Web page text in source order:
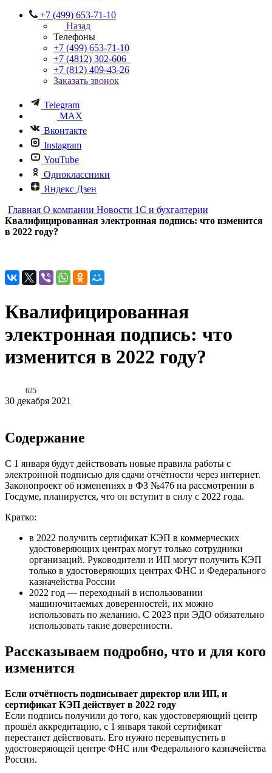
+7 (499) 653-71-10
Назад
Телефоны
+7 (499) 653-71-10
+7 (4812) 302-606
+7 (812) 409-43-26
Заказать звонок
Telegram
MAX
Вконтакте
Instagram
YouTube
Одноклассники
Яндекс Дзен
Главная О компании Новости 1С и бухгалтерии
Квалифицированная электронная подпись: что изменится
в 2022 году?
Квалифицированная
электронная подпись: что
изменится в 2022 году?
625
30 декабря 2021
Содержание
С 1 января будут действовать новые правила работы с
электронной подписью для сдачи отчётности через интернет.
Законопроект об изменениях в ФЗ №476 на рассмотрении в
Госдуме, планируется, что он вступит в силу с 2022 года.
Кратко:
в 2022 получить сертификат КЭП в коммерческих
удостоверяющих центрах могут только сотрудники
организаций. Руководители и ИП могут получить КЭП
только в удостоверяющих центрах ФНС и Федерального
казначейства России
2022 год — переходный в использовании
машиночитаемых доверенностей, их можно
использовать по желанию. С 2023 при ЭДО обязательно
использовать такие доверенности.
Рассказываем подробно, что и для кого
изменится
Если отчётность подписывает директор или ИП, и
сертификат КЭП действует в 2022 году
Если подпись получили до того, как удостоверяющий центр
прошёл аккредитацию, с 1 января такой сертификат
перестанет действовать. Его нужно перевыпустить в
удостоверяющей центре ФНС или Федерального казначейства
России.